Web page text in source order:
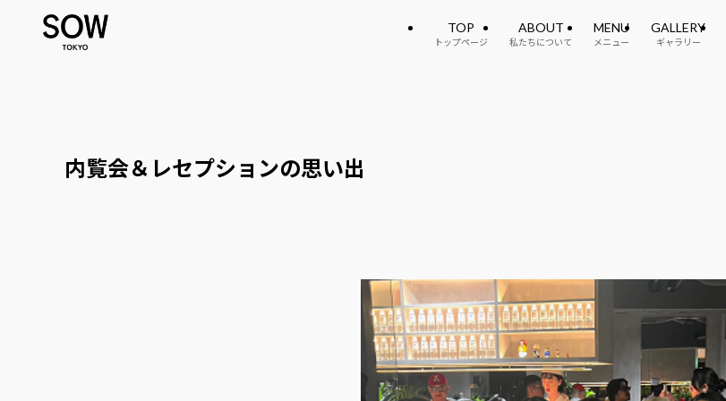
TOP
トップページ
ABOUT
私たちについて
MENU
メニュー
GALLERY
ギャラリー
内覧会＆レセプションの思い出